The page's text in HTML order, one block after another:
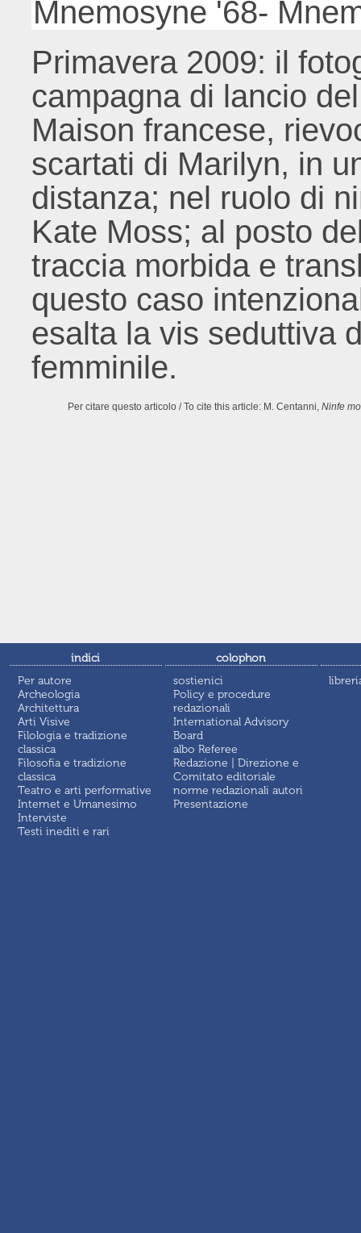
Mnemosyne '68-
Primavera 2009: il
campagna di lancio
Maison francese,
scartati di Marilyn, in
distanza; nel ruolo di
Kate Moss; al posto
traccia morbida e
questo caso
esalta la vis seduttiva
femminile.
Per citare questo articolo / To cite this article: M. Centanni, Ninfe
indici
Per autore
Archeologia
Architettura
Arti Visive
Filologia e tradizione
classica
Filosofia e tradizione
classica
Teatro e arti performative
Internet e Umanesimo
Interviste
Testi inediti e rari
colophon
sostienici
Policy e procedure
redazionali
International Advisory
Board
albo Referee
Redazione | Direzione e
Comitato editoriale
norme redazionali autori
Presentazione